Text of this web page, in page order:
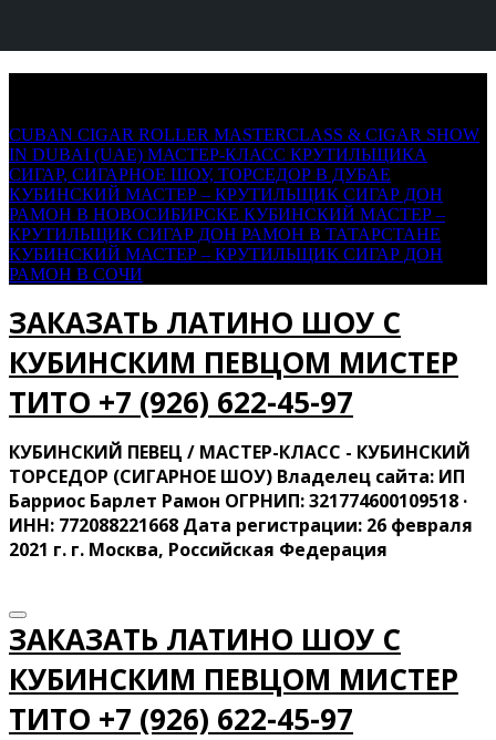
CUBAN CIGAR ROLLER MASTERCLASS & CIGAR SHOW
IN DUBAI (UAE) МАСТЕР-КЛАСС КРУТИЛЬЩИКА
СИГАР, СИГАРНОЕ ШОУ, ТОРСЕДОР В ДУБАЕ
КУБИНСКИЙ МАСТЕР – КРУТИЛЬЩИК СИГАР ДОН
РАМОН В НОВОСИБИРСКЕ КУБИНСКИЙ МАСТЕР –
КРУТИЛЬЩИК СИГАР ДОН РАМОН В ТАТАРСТАНЕ
КУБИНСКИЙ МАСТЕР – КРУТИЛЬЩИК СИГАР ДОН
РАМОН В СОЧИ
ЗАКАЗАТЬ ЛАТИНО ШОУ С
КУБИНСКИМ ПЕВЦОМ МИСТЕР
ТИТО ‍+7 (926) 622-45-97
КУБИНСКИЙ ПЕВЕЦ / МАСТЕР-КЛАСС - КУБИНСКИЙ
ТОРСЕДОР (СИГАРНОЕ ШОУ) Владелец сайта: ИП
Барриос Барлет Рамон ОГРНИП: 321774600109518 ·
ИНН: 772088221668 Дата регистрации: 26 февраля
2021 г. г. Москва, Российская Федерация
ЗАКАЗАТЬ ЛАТИНО ШОУ С
КУБИНСКИМ ПЕВЦОМ МИСТЕР
ТИТО ‍+7 (926) 622-45-97